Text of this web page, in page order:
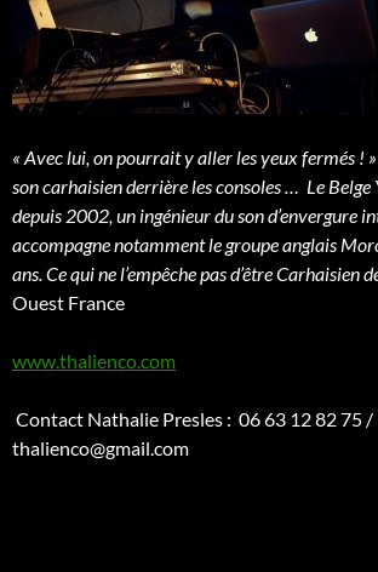
« Avec lui, on pourrait y aller les yeux fermés !
son carhaisien derrière les consoles … Le Belge
depuis 2002, un ingénieur du son d’envergure
accompagne notamment le groupe anglais
ans. Ce qui ne l’empêche pas d’être Carhaisien
Ouest France
www.thalienco.com
Contact Nathalie Presles : 06 63 12 82 75 /
thalienco@gmail.com